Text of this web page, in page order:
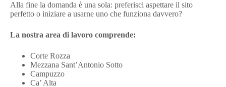
Alla fine la domanda è una sola: preferisci aspettare il sito
perfetto o iniziare a usarne uno che funziona davvero?
La nostra area di lavoro comprende:
Corte Rozza
Mezzana Sant’Antonio Sotto
Campuzzo
Ca’ Alta